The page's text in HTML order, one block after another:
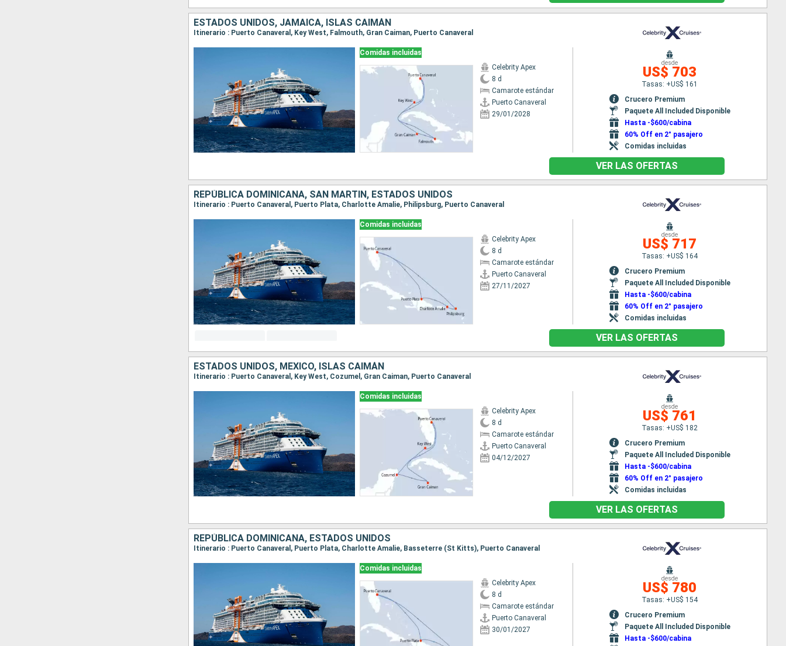
ESTADOS UNIDOS, JAMAICA, ISLAS CAIMÁN
Itinerario : Puerto Canaveral, Key West, Falmouth, Gran Caiman, Puerto Canaveral
Comidas incluidas
Celebrity Apex
8 d
Camarote estándar
Puerto Canaveral
29/01/2028
desde
US$ 703
Tasas: +US$ 161
Crucero Premium
Paquete All Included Disponible
Hasta -$600/cabina
60% Off en 2° pasajero
Comidas incluidas
VER LAS OFERTAS
REPÚBLICA DOMINICANA, SAN MARTÍN, ESTADOS UNIDOS
Itinerario : Puerto Canaveral, Puerto Plata, Charlotte Amalie, Philipsburg, Puerto Canaveral
Comidas incluidas
Celebrity Apex
8 d
Camarote estándar
Puerto Canaveral
27/11/2027
desde
US$ 717
Tasas: +US$ 164
Crucero Premium
Paquete All Included Disponible
Hasta -$600/cabina
60% Off en 2° pasajero
Comidas incluidas
VER LAS OFERTAS
ESTADOS UNIDOS, MÉXICO, ISLAS CAIMÁN
Itinerario : Puerto Canaveral, Key West, Cozumel, Gran Caiman, Puerto Canaveral
Comidas incluidas
Celebrity Apex
8 d
Camarote estándar
Puerto Canaveral
04/12/2027
desde
US$ 761
Tasas: +US$ 182
Crucero Premium
Paquete All Included Disponible
Hasta -$600/cabina
60% Off en 2° pasajero
Comidas incluidas
VER LAS OFERTAS
REPÚBLICA DOMINICANA, ESTADOS UNIDOS
Itinerario : Puerto Canaveral, Puerto Plata, Charlotte Amalie, Basseterre (St Kitts), Puerto Canaveral
Comidas incluidas
Celebrity Apex
8 d
Camarote estándar
Puerto Canaveral
30/01/2027
desde
US$ 780
Tasas: +US$ 154
Crucero Premium
Paquete All Included Disponible
Hasta -$600/cabina